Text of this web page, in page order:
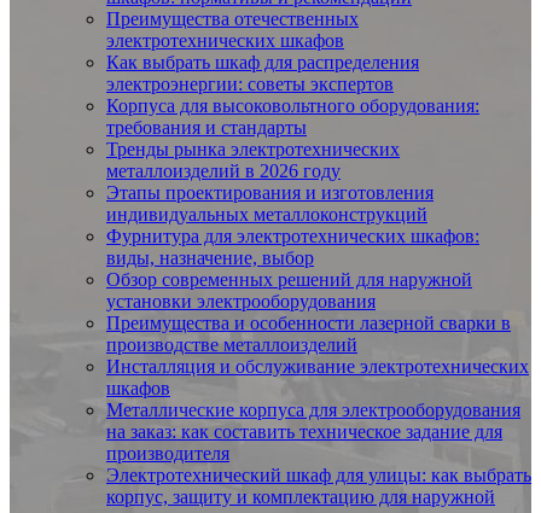
Преимущества отечественных
электротехнических шкафов
Как выбрать шкаф для распределения
электроэнергии: советы экспертов
Корпуса для высоковольтного оборудования:
требования и стандарты
Тренды рынка электротехнических
металлоизделий в 2026 году
Этапы проектирования и изготовления
индивидуальных металлоконструкций
Фурнитура для электротехнических шкафов:
виды, назначение, выбор
Обзор современных решений для наружной
установки электрооборудования
Преимущества и особенности лазерной сварки в
производстве металлоизделий
Инсталляция и обслуживание электротехнических
шкафов
Металлические корпуса для электрооборудования
на заказ: как составить техническое задание для
производителя
Электротехнический шкаф для улицы: как выбрать
корпус, защиту и комплектацию для наружной